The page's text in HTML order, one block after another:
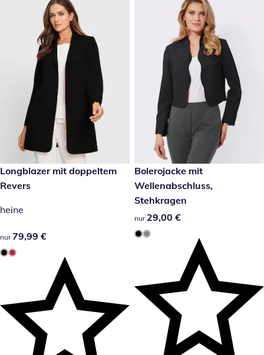
79,99 €
Longblazer mit doppeltem
Revers
heine
79,99 €
nur 79,99 €
29,00 €
Bolerojacke mit
Wellenabschluss,
Stehkragen
29,00 €
nur 29,00 €